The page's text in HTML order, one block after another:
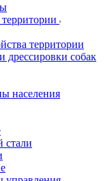
территории
дрессировки собак
населения
стали